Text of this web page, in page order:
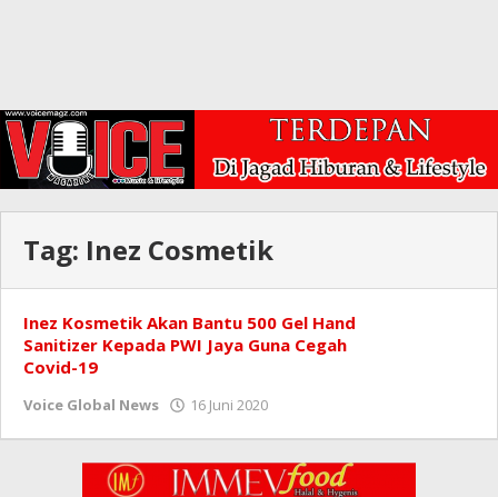
Tag: Inez Cosmetik
Inez Kosmetik Akan Bantu 500 Gel Hand
Sanitizer Kepada PWI Jaya Guna Cegah
Covid-19
Voice Global News 16 Juni 2020